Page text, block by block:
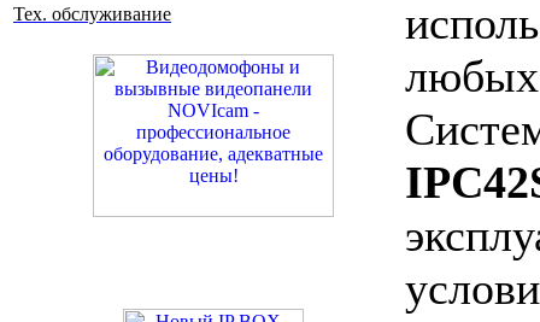
Тех. обслуживание
любых